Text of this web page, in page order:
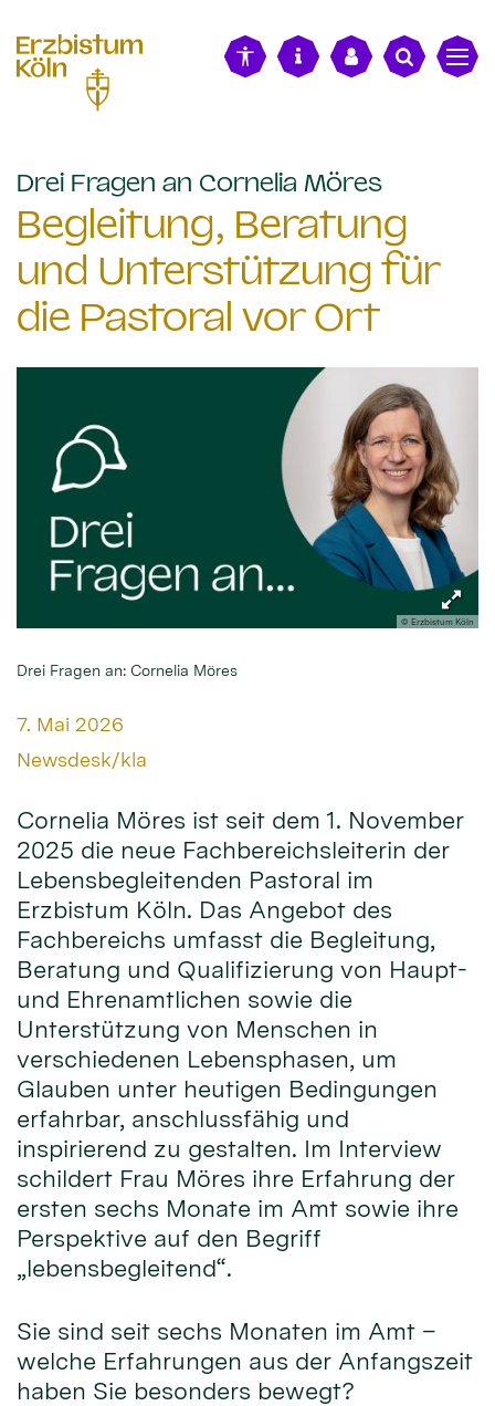
Drei Fragen an Cornelia Möres:
Begleitung, Beratung
und Unterstützung für
die Pastoral vor Ort
© Erzbistum Köln
Drei Fragen an: Cornelia Möres
Datum:
7. Mai 2026
Von:
Newsdesk/kla
Cornelia Möres ist seit dem 1. November
2025 die neue Fachbereichsleiterin der
Lebensbegleitenden Pastoral im
Erzbistum Köln. Das Angebot des
Fachbereichs umfasst die Begleitung,
Beratung und Qualifizierung von Haupt-
und Ehrenamtlichen sowie die
Unterstützung von Menschen in
verschiedenen Lebensphasen, um
Glauben unter heutigen Bedingungen
erfahrbar, anschlussfähig und
inspirierend zu gestalten. Im Interview
schildert Frau Möres ihre Erfahrung der
ersten sechs Monate im Amt sowie ihre
Perspektive auf den Begriff
„lebensbegleitend“.
Sie sind seit sechs Monaten im Amt –
welche Erfahrungen aus der Anfangszeit
haben Sie besonders bewegt?